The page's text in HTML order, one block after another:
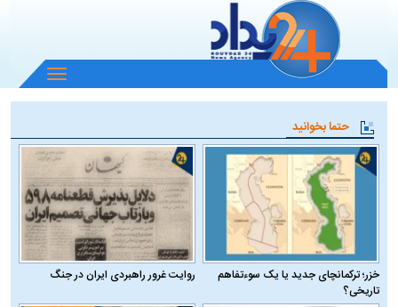
باز
و
منو
حتما بخوانید
خزر؛ ترکمانچای جدید یا یک سوءتفاهم
تاریخی؟
روایت غرور راهبردی ایران در جنگ